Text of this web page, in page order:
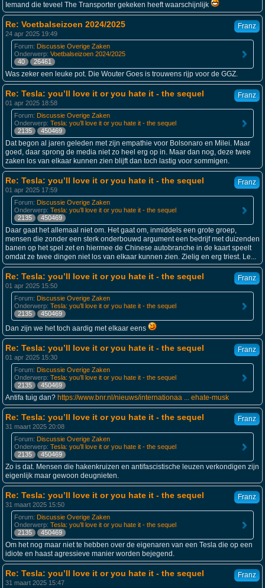
Iemand die teveel The Transporter gekeken heeft waarschijnlijk
Franz
Re: Voetbalseizoen 2024/2025
24 apr 2025 19:49
Forum: Discussie Overige Zaken
Onderwerp: Voetbalseizoen 2024/2025
40
26461
Was zeker een leuke pot. Die Wouter Goes is trouwens rijp voor de GGZ.
Franz
Re: Tesla: you’ll love it or you hate it - the sequel
01 apr 2025 18:58
Forum: Discussie Overige Zaken
Onderwerp: Tesla: you’ll love it or you hate it - the sequel
2135
450469
Dat begon al jaren geleden met zijn empathie voor Bolsonaro en Milei. Maar
goed, daar sprong de media niet zo heel erg op in. Maar dan nog, deze twee
zaken los van elkaar kunnen zien blijft dan toch lastig voor sommigen.
Franz
Re: Tesla: you’ll love it or you hate it - the sequel
01 apr 2025 17:59
Forum: Discussie Overige Zaken
Onderwerp: Tesla: you’ll love it or you hate it - the sequel
2135
450469
Daar gaat het allemaal niet om. Het gaat om, inmiddels een grote groep,
mensen die zonder een sterk onderbouwd argument een bedrijf met duizenden
banen op het spel zet en hiermee de Chinese autobranche in de kaart speelt
omdat ze twee dingen niet los van elkaar kunnen zien. Zielig en erg triest. Le...
Franz
Re: Tesla: you’ll love it or you hate it - the sequel
01 apr 2025 15:50
Forum: Discussie Overige Zaken
Onderwerp: Tesla: you’ll love it or you hate it - the sequel
2135
450469
Dan zijn we het toch aardig met elkaar eens
Franz
Re: Tesla: you’ll love it or you hate it - the sequel
01 apr 2025 15:30
Forum: Discussie Overige Zaken
Onderwerp: Tesla: you’ll love it or you hate it - the sequel
2135
450469
Antifa tuig dan? https://www.bnr.nl/nieuws/internationaa ... ehate-musk
Franz
Re: Tesla: you’ll love it or you hate it - the sequel
31 maart 2025 20:08
Forum: Discussie Overige Zaken
Onderwerp: Tesla: you’ll love it or you hate it - the sequel
2135
450469
Zo is dat. Mensen die hakenkruizen en antifascistische leuzen verkondigen zijn
eigenlijk maar gewoon deugnieten.
Franz
Re: Tesla: you’ll love it or you hate it - the sequel
31 maart 2025 15:50
Forum: Discussie Overige Zaken
Onderwerp: Tesla: you’ll love it or you hate it - the sequel
2135
450469
Om het nog maar niet te hebben over de eigenaren van een Tesla die op een
idiote en haast agressieve manier worden bejegend.
Franz
Re: Tesla: you’ll love it or you hate it - the sequel
31 maart 2025 15:47